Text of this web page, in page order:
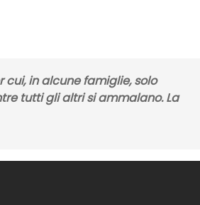
in alcune famiglie, solo
tutti gli altri si ammalano. La